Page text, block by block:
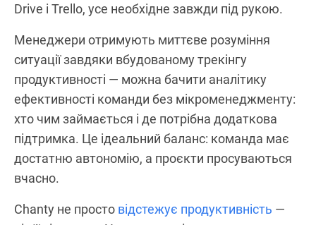
Drive і Trello, усе необхідне завжди під рукою.
Менеджери отримують миттєве розуміння
ситуації завдяки вбудованому трекінгу
продуктивності — можна бачити аналітику
ефективності команди без мікроменеджменту:
хто чим займається і де потрібна додаткова
підтримка. Це ідеальний баланс: команда має
достатню автономію, а проєкти просуваються
вчасно.
Chanty не просто відстежує продуктивність —